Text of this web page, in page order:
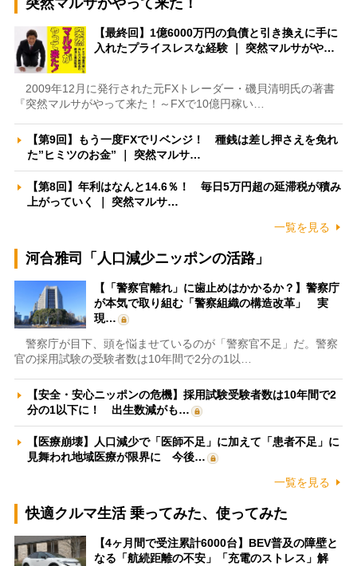
突然マルサがやって来た！
【最終回】1億6000万円の負債と引き換えに手に
入れたプライスレスな経験 ｜ 突然マルサがや…
2009年12月に発行された元FXトレーダー・磯貝清明氏の著書
『突然マルサがやって来た！～FXで10億円稼い…
【第9回】もう一度FXでリベンジ！ 種銭は差し押さえを免れ
た”ヒミツのお金” ｜ 突然マルサ…
【第8回】年利はなんと14.6％！ 毎日5万円超の延滞税が積み
上がっていく ｜ 突然マルサ…
一覧を見る
河合雅司「人口減少ニッポンの活路」
【「警察官離れ」に歯止めはかかるか？】警察庁
が本気で取り組む「警察組織の構造改革」 実
現…
警察庁が目下、頭を悩ませているのが「警察官不足」だ。警察
官の採用試験の受験者数は10年間で2分の1以…
【安全・安心ニッポンの危機】採用試験受験者数は10年間で2
分の1以下に！ 出生数減がも…
【医療崩壊】人口減少で「医師不足」に加えて「患者不足」に
見舞われ地域医療が限界に 今後…
一覧を見る
快適クルマ生活 乗ってみた、使ってみた
【4ヶ月間で受注累計6000台】BEV普及の障壁と
なる「航続距離の不安」「充電のストレス」解